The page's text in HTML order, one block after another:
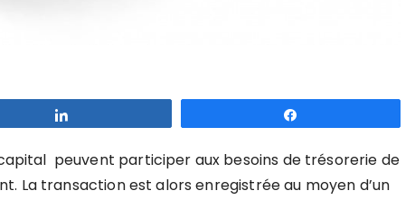
peuvent participer aux besoins de trésorerie de
La transaction est alors enregistrée au moyen d’un